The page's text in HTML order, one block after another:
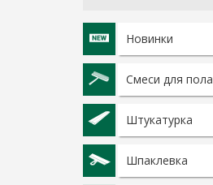
Новинки
Смеси для пола
Штукатурка
Шпаклевка